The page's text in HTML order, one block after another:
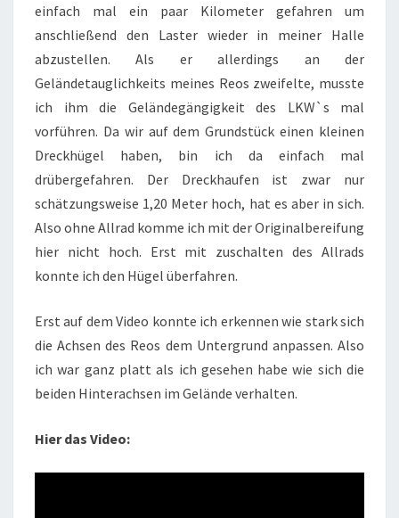
einfach mal ein paar Kilometer gefahren um
anschließend den Laster wieder in meiner Halle
abzustellen. Als er allerdings an der
Geländetauglichkeits meines Reos zweifelte, musste
ich ihm die Geländegängigkeit des LKW`s mal
vorführen. Da wir auf dem Grundstück einen kleinen
Dreckhügel haben, bin ich da einfach mal
drübergefahren. Der Dreckhaufen ist zwar nur
schätzungsweise 1,20 Meter hoch, hat es aber in sich.
Also ohne Allrad komme ich mit der Originalbereifung
hier nicht hoch. Erst mit zuschalten des Allrads
konnte ich den Hügel überfahren.
Erst auf dem Video konnte ich erkennen wie stark sich
die Achsen des Reos dem Untergrund anpassen. Also
ich war ganz platt als ich gesehen habe wie sich die
beiden Hinterachsen im Gelände verhalten.
Hier das Video: